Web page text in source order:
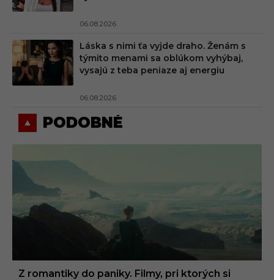
06.08.2026
Láska s nimi ťa vyjde draho. Ženám s
týmito menami sa oblúkom vyhýbaj,
vysajú z teba peniaze aj energiu
06.08.2026
PODOBNÉ
Z romantiky do paniky. Filmy, pri ktorých si